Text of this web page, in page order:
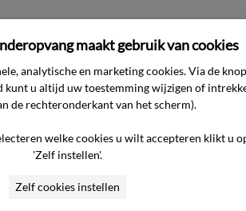

maakt gebruik van cookies
analytische en marketing cookies. Via de knop
kunt u altijd uw toestemming wijzigen of
de rechteronderkant van het scherm).
welke cookies u wilt accepteren klikt u
'Zelf instellen'.
Zelf cookies instellen